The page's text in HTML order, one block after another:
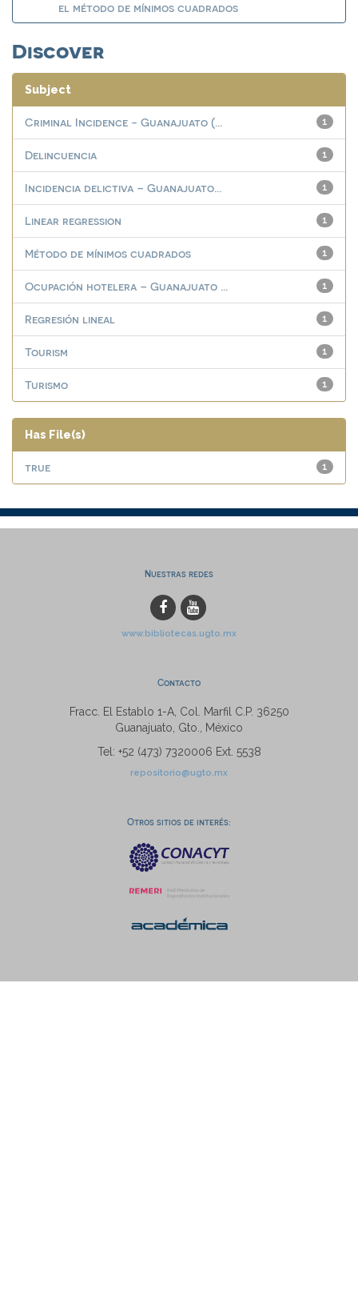
el método de mínimos cuadrados
Discover
Subject
1
Criminal Incidence - Guanajuato (...
1
Delincuencia
1
Incidencia delictiva – Guanajuato...
1
Linear regression
1
Método de mínimos cuadrados
1
Ocupación hotelera – Guanajuato ...
1
Regresión lineal
1
Tourism
1
Turismo
Has File(s)
1
true
Nuestras redes
www.bibliotecas.ugto.mx
Contacto
Fracc. El Establo 1-A, Col. Marfil C.P. 36250
Guanajuato, Gto., México
Tel: +52 (473) 7320006 Ext. 5538
repositorio@ugto.mx
Otros sitios de interés: